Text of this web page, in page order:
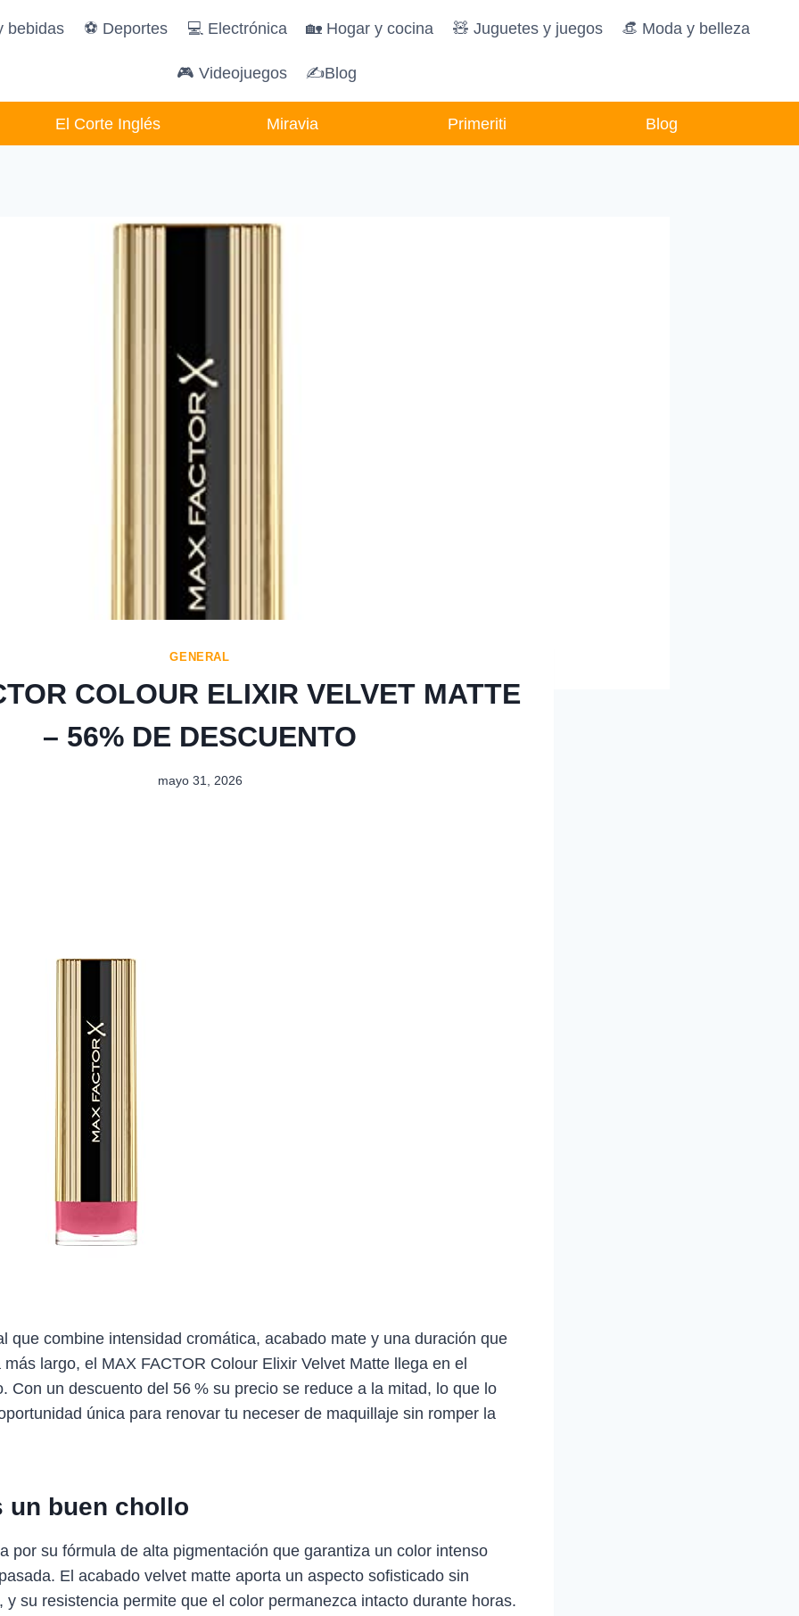
bebidas ️⚽️ Deportes 💻 Electrónica 🏡 Hogar y cocina 🧸️ Juguetes y juegos 👒 Moda y belleza
🎮 Videojuegos ✍Blog
El Corte Inglés Miravia Primeriti Blog
GENERAL
COLOUR ELIXIR VELVET MATTE
– 56% DE DESCUENTO
mayo 31, 2026
que combine intensidad cromática, acabado mate y una duración que
largo, el MAX FACTOR Colour Elixir Velvet Matte llega en el
Con un descuento del 56 % su precio se reduce a la mitad, lo que lo
única para renovar tu neceser de maquillaje sin romper la
un buen chollo
por su fórmula de alta pigmentación que garantiza un color intenso
El acabado velvet matte aporta un aspecto sofisticado sin
y su resistencia permite que el color permanezca intacto durante horas.